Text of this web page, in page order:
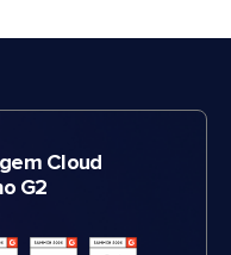
Cloud
G2